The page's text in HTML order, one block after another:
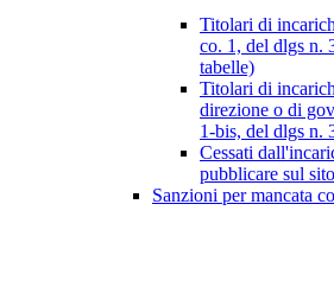
Titolari di
co. 1, del dlgs n.
tabelle)
Titolari di
direzione o di
1-bis, del dlgs n.
Cessati
pubblicare sul
Sanzioni per mancata